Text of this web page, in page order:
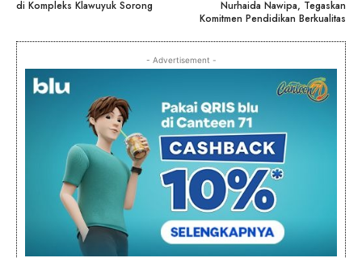
di Kompleks Klawuyuk Sorong
Nurhaida Nawipa, Tegaskan
Komitmen Pendidikan Berkualitas
- Advertisement -